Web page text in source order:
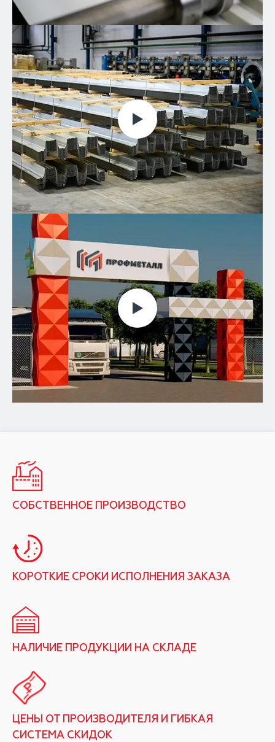
СОБСТВЕННОЕ ПРОИЗВОДСТВО
КОРОТКИЕ СРОКИ ИСПОЛНЕНИЯ ЗАКАЗА
НАЛИЧИЕ ПРОДУКЦИИ НА СКЛАДЕ
ЦЕНЫ ОТ ПРОИЗВОДИТЕЛЯ И ГИБКАЯ
СИСТЕМА СКИДОК